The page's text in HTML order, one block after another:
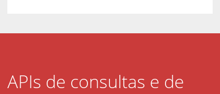
APIs de consultas e de